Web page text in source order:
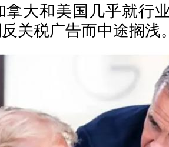
拿大和美国几乎就行
关税广告而中途搁浅